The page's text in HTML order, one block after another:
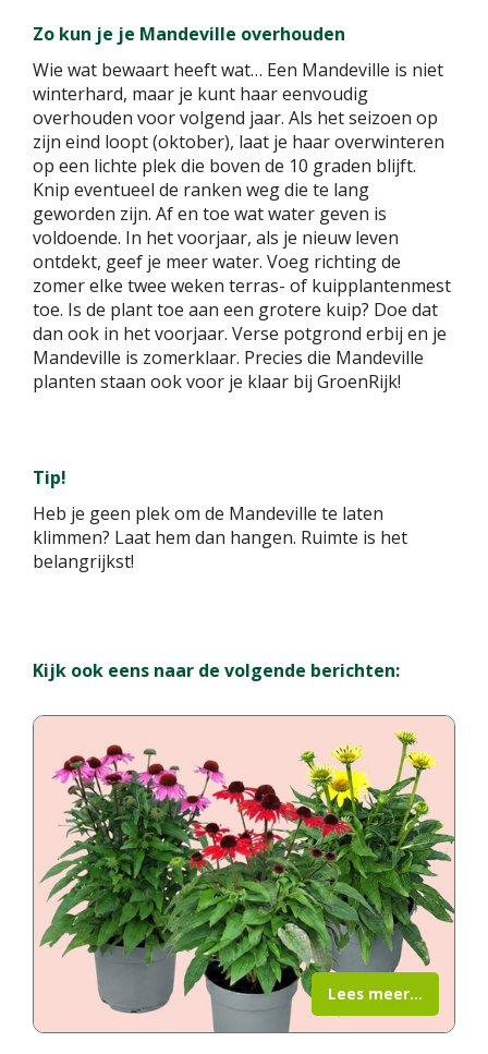
Zo kun je je Mandeville overhouden
Wie wat bewaart heeft wat… Een Mandeville is niet
winterhard, maar je kunt haar eenvoudig
overhouden voor volgend jaar. Als het seizoen op
zijn eind loopt (oktober), laat je haar overwinteren
op een lichte plek die boven de 10 graden blijft.
Knip eventueel de ranken weg die te lang
geworden zijn. Af en toe wat water geven is
voldoende. In het voorjaar, als je nieuw leven
ontdekt, geef je meer water. Voeg richting de
zomer elke twee weken terras- of kuipplantenmest
toe. Is de plant toe aan een grotere kuip? Doe dat
dan ook in het voorjaar. Verse potgrond erbij en je
Mandeville is zomerklaar. Precies die Mandeville
planten staan ook voor je klaar bij GroenRijk!
Tip!
Heb je geen plek om de Mandeville te laten
klimmen? Laat hem dan hangen. Ruimte is het
belangrijkst!
Kijk ook eens naar de volgende berichten:
Lees meer...